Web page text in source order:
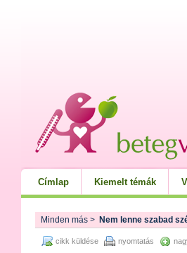
Címlap Kiemelt témák
Minden más > Nem lenne szabad
cikk küldése nyomtatás